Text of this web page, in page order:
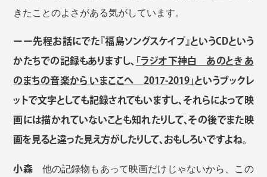
きたことのよさがある気がしています。
ーー先程お話にでた『福島ソングスケイプ』というCDという
かたちでの記録もありますし、「ラジオ下神白 あのとき あ
のまちの音楽から いまここへ 2017-2019」というブックレ
ットで文字としても記録されてもいますし、それらによって映
画には描かれていないことも知れたりして、その後でまた映
画を見ると違った見え方がしたりして、おもしろいですよね。
小森他の記録物もあって映画だけじゃないから、この